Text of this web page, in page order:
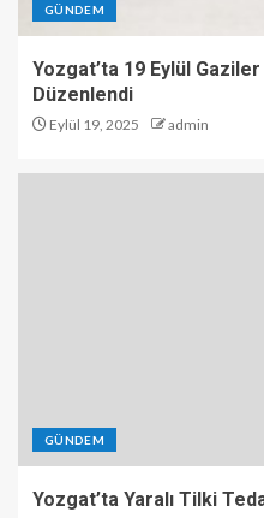
GÜNDEM
Yozgat’ta 19 Eylül
Düzenlendi
Eylül 19, 2025 admin
GÜNDEM
Yozgat’ta Yaralı Tilki